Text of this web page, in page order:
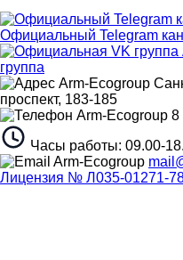
Официальный Telegram
группа
проспект, 183-185
8
Часы работы: 09.00-
Лицензия № Л035-01271-